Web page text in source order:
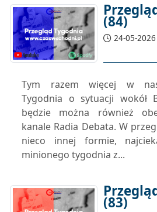
(84)
24-05-
Tym razem więcej w
Tygodnia o sytuacji wokół
będzie można również
kanale Radia Debata. W
nieco innej formie,
minionego tygodnia z...
(83)